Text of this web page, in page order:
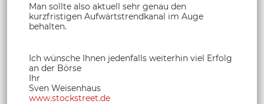
Man sollte also aktuell sehr genau den
kurzfristigen Aufwärtstrendkanal im Auge
behalten.
Ich wünsche Ihnen jedenfalls weiterhin viel Erfolg
an der Börse
Ihr
Sven Weisenhaus
www.stockstreet.de